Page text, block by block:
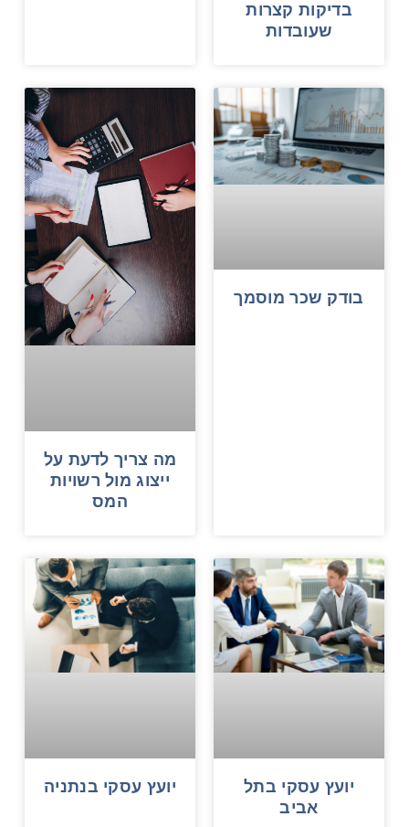
בדיקות קצרות
שעובדות
בודק שכר מוסמך
מה צריך לדעת על
ייצוג מול רשויות
המס
יועץ עסקי בתל
אביב
יועץ עסקי בנתניה